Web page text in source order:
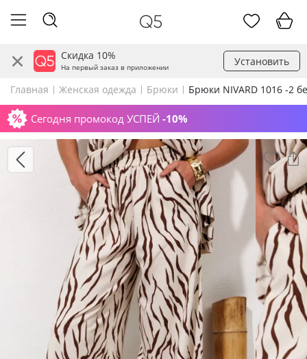
Скидка 10%
На первый заказ в приложении Установить
Главная Женская одежда Брюки Брюки NIVARD 1016 -2
Сегодня промокод УСПЕЙ -10%